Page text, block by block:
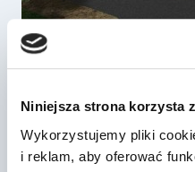
Niniejsza strona korzysta
Wykorzystujemy pliki
i reklam, aby oferować